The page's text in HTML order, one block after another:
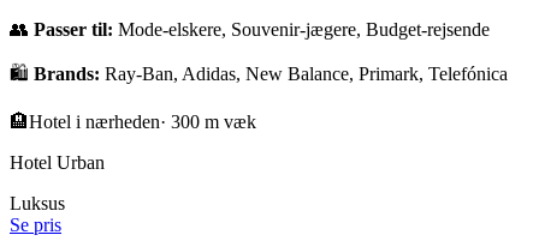
👥 Passer til: Mode-elskere, Souvenir-jægere, Budget-rejsende
🛍️ Brands: Ray-Ban, Adidas, New Balance, Primark, Telefónica
🏨Hotel i nærheden· 300 m væk
Hotel Urban
Luksus
Se pris